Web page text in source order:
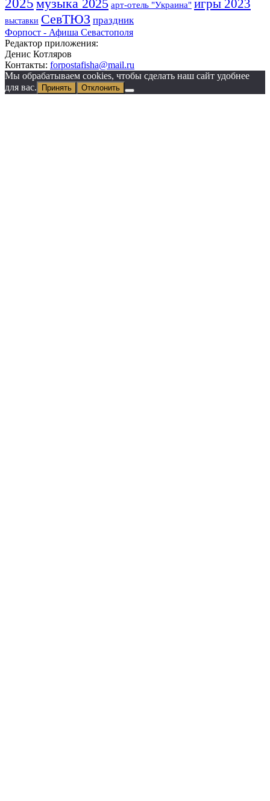
музыка 2025 арт-отель "Украина" игры 2023
выставки СевТЮЗ праздник
Форпост - Афиша Севастополя
Редактор приложения:
Денис Котляров
Контакты: forpostafisha@mail.ru
Мы обрабатываем cookies, чтобы сделать наш сайт удобнее
для вас.
Принять Отклонить